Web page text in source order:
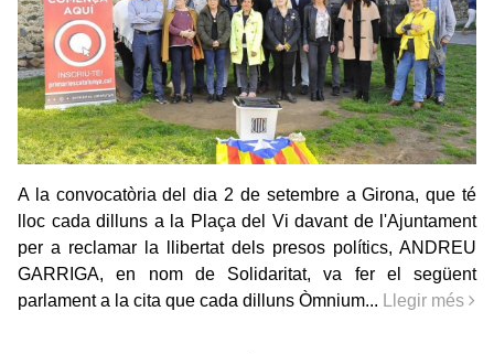
A la convocatòria del dia 2 de setembre a Girona, que té
lloc cada dilluns a la Plaça del Vi davant de l'Ajuntament
per a reclamar la llibertat dels presos polítics, ANDREU
GARRIGA, en nom de Solidaritat, va fer el següent
parlament a la cita que cada dilluns Òmnium...
Llegir més